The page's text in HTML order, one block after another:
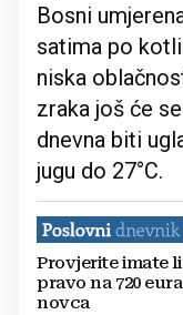
Bosni
satima po
niska
zraka još će
dnevna biti
jugu do 27°C.
Provjerite imate
pravo na 720
novca